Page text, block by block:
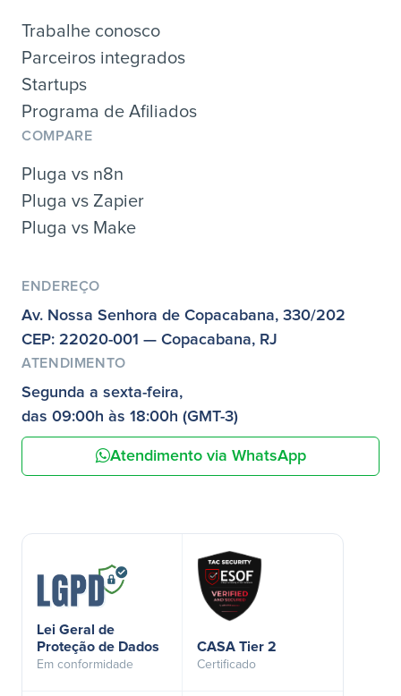
Trabalhe conosco
Parceiros integrados
Startups
Programa de Afiliados
COMPARE
Pluga vs n8n
Pluga vs Zapier
Pluga vs Make
ENDEREÇO
Av. Nossa Senhora de Copacabana, 330/202
CEP: 22020-001 — Copacabana, RJ
ATENDIMENTO
Segunda a sexta-feira,
das 09:00h às 18:00h (GMT-3)
Atendimento via WhatsApp
Lei Geral de
Proteção de Dados
Em conformidade
CASA Tier 2
Certificado